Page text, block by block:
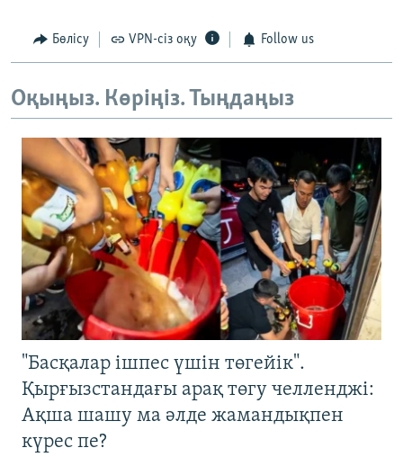
Бөлісу VPN-сіз оқу Follow us
Оқыңыз. Көріңіз. Тыңдаңыз
"Басқалар ішпес үшін төгейік".
Қырғызстандағы арақ төгу челленджі:
Ақша шашу ма әлде жамандықпен
күрес пе?